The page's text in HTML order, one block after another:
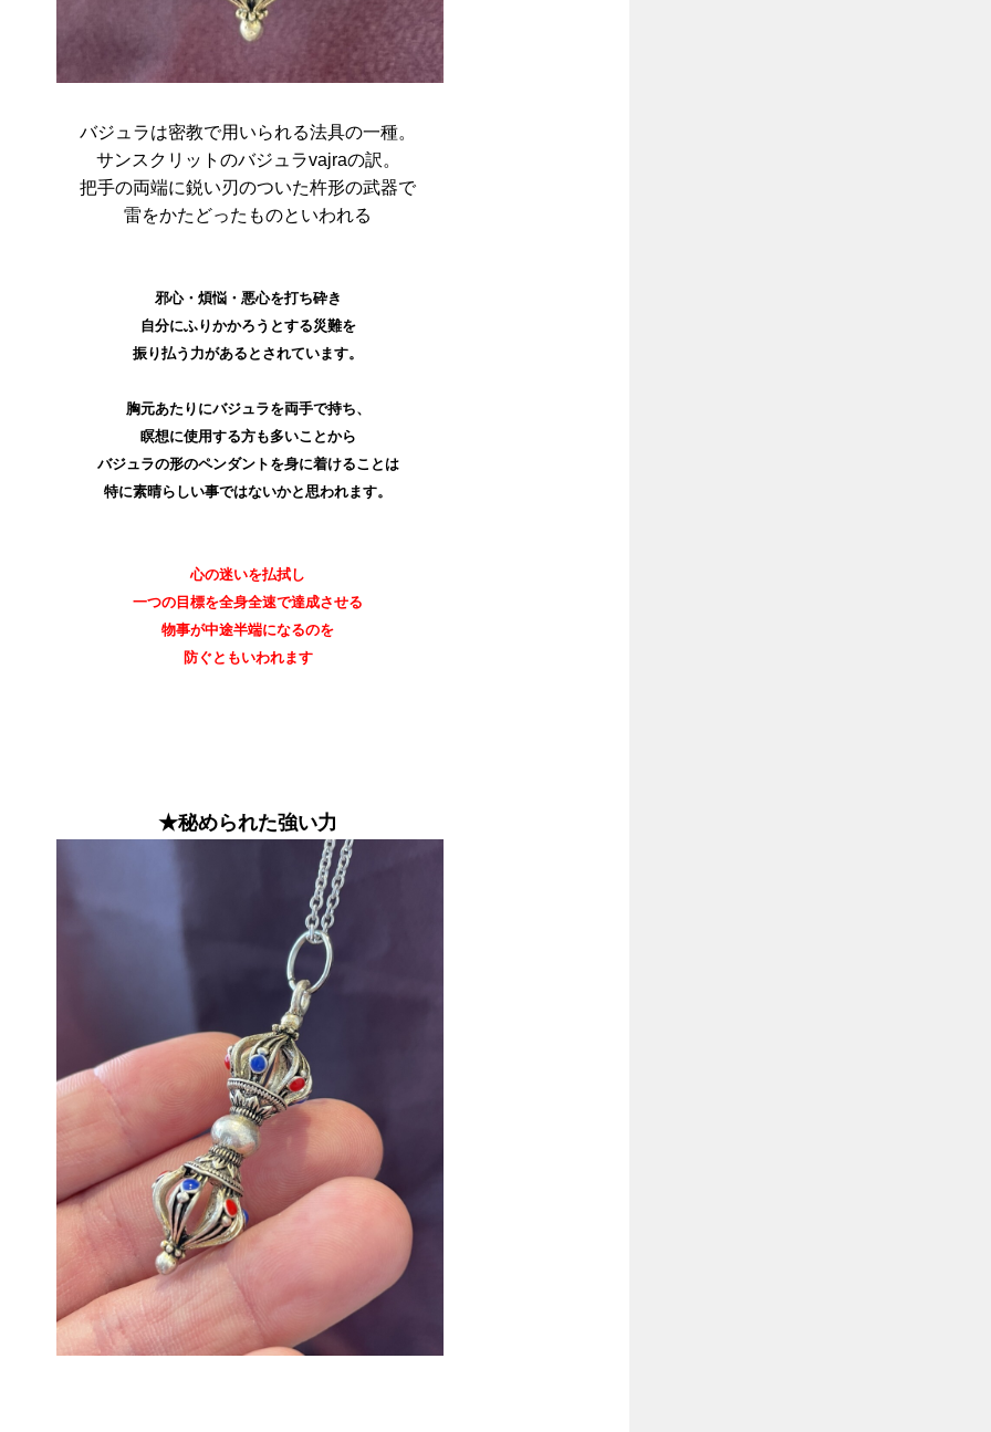
バジュラは密教で用いられる法具の一種。
サンスクリットのバジュラvajraの訳。
把手の両端に鋭い刃のついた杵形の武器で
雷をかたどったものといわれる
邪心・煩悩・悪心を打ち砕き
自分にふりかかろうとする災難を
振り払う力があるとされています。
胸元あたりにバジュラを両手で持ち、
瞑想に使用する方も多いことから
バジュラの形のペンダントを身に着けることは
特に素晴らしい事ではないかと思われます。
心の迷いを払拭し
一つの目標を全身全速で達成させる
物事が中途半端になるのを
防ぐともいわれます
★秘められた強い力